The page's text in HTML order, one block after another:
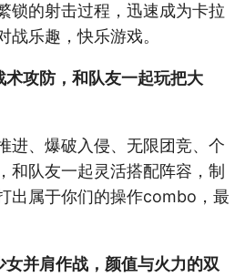
锁的射击过程，迅速成为卡拉
战乐趣，快乐游戏。
攻防，和队友一起玩把大
进、爆破入侵、无限团竞、个
和队友一起灵活搭配阵容，制
出属于你们的操作combo，最
并肩作战，颜值与火力的双